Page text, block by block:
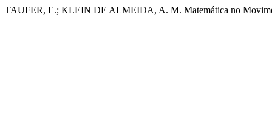
TAUFER, E.; KLEIN DE ALMEIDA, A. M. Matemática no